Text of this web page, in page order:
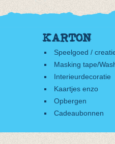
KARTON
Speelgoed /
Masking tape/
Interieurdecoratie
Kaartjes enzo
Opbergen
Cadeaubonnen